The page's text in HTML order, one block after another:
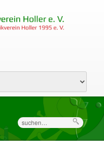
Suche